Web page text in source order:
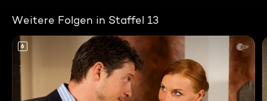
Weitere Folgen in Staffel 13
6